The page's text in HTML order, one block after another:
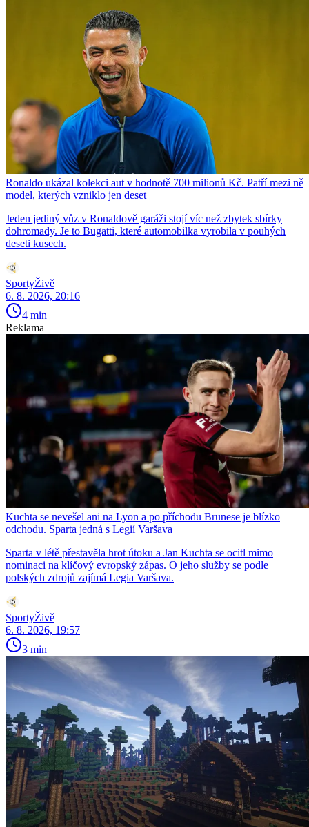
Ronaldo ukázal kolekci aut v hodnotě 700 milionů Kč. Patří mezi ně
model, kterých vzniklo jen deset
Jeden jediný vůz v Ronaldově garáži stojí víc než zbytek sbírky
dohromady. Je to Bugatti, které automobilka vyrobila v pouhých
deseti kusech.
SportyŽivě
6. 8. 2026, 20:16
4 min
Reklama
Kuchta se nevešel ani na Lyon a po příchodu Brunese je blízko
odchodu. Sparta jedná s Legií Varšava
Sparta v létě přestavěla hrot útoku a Jan Kuchta se ocitl mimo
nominaci na klíčový evropský zápas. O jeho služby se podle
polských zdrojů zajímá Legia Varšava.
SportyŽivě
6. 8. 2026, 19:57
3 min